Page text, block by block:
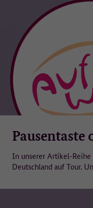
In unserer Artikel-Reihe
Deutschland auf Tour.